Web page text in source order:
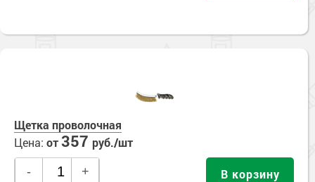
Щетка проволочная
Цена: от357 руб./шт
- + В корзину